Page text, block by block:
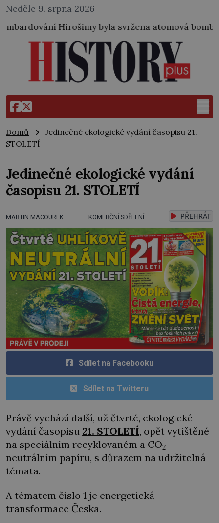
Neděle 9. srpna 2026
byla svržena atomová bomba i na japonské
Domů
Jedinečné ekologické vydání časopisu 21.
STOLETÍ
Jedinečné ekologické vydání
časopisu 21. STOLETÍ
MARTIN MACOUREK KOMERČNÍ SDĚLENÍ PŘEHRÁT
Sdílet na Facebooku
Sdílet na Twitteru
Právě vychází další, už čtvrté, ekologické
vydání časopisu 21. STOLETÍ, opět vytištěné
na speciálním recyklovaném a CO2
neutrálním papíru, s důrazem na udržitelná
témata.
A tématem číslo 1 je energetická
transformace Česka.